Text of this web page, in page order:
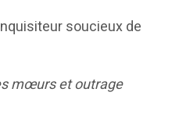
soucieux de
mœurs et outrage